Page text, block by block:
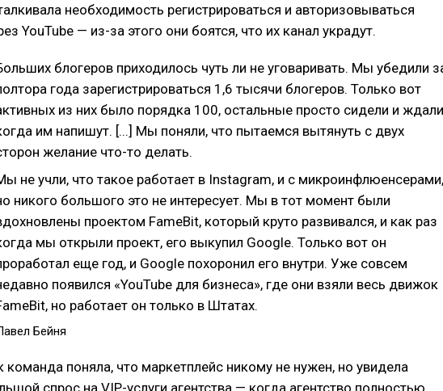
необходимость регистрироваться и авторизовываться
YouTube — из-за этого они боятся, что их канал украдут.
блогеров приходилось чуть ли не уговаривать. Мы убедили
года зарегистрироваться 1,6 тысячи блогеров. Только вот
из них было порядка 100, остальные просто сидели и
им напишут. [...] Мы поняли, что пытаемся вытянуть с двух
желание что-то делать.
не учли, что такое работает в Instagram, и с микроинфлюенсерами,
никого большого это не интересует. Мы в тот момент были
проектом FameBit, который круто развивался, и как раз
мы открыли проект, его выкупил Google. Только вот он
еще год, и Google похоронил его внутри. Уже совсем
появился «YouTube для бизнеса», где они взяли весь движок
но работает он только в Штатах.
Бейня
команда поняла, что маркетплейс никому не нужен, но увидела
спрос на VIP-услуги агентства — когда агентство полностью